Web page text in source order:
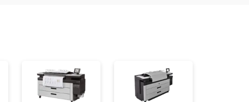
от 3800 ₽ Заказать